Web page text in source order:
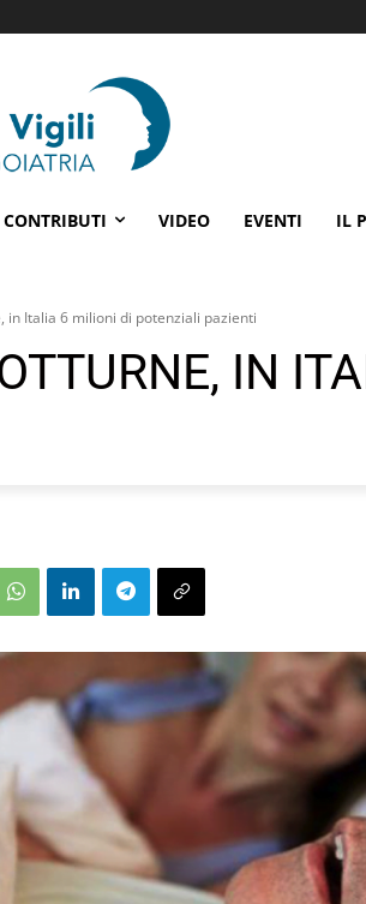
CONTRIBUTI VIDEO EVENTI IL
in Italia 6 milioni di potenziali pazienti
IN